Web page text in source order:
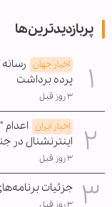
پربازدیدترین‌ها
اخبار جهان
پرده برداشت
۳ روز قبل
اخبار ایران
اینترنشنال در جنگ‌های ۱۲
۳ روز قبل
جزئیات